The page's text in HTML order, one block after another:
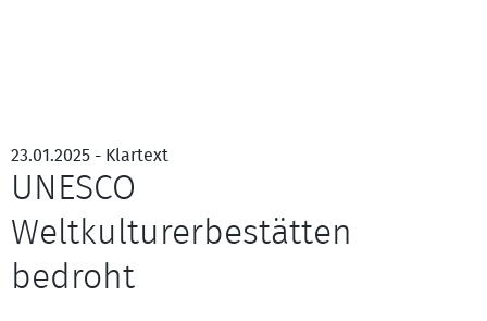
23.01.2025 - Klartext
UNESCO
Weltkulturerbestätten
bedroht